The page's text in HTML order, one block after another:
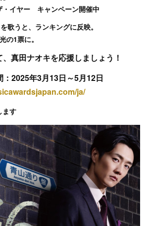
・イヤー キャンペーン開催中
歌うと、ランキングに反映。
の1票に。
、真田ナオキを応援しましょう！
：2025年3月13日～5月12日
ja/
ます